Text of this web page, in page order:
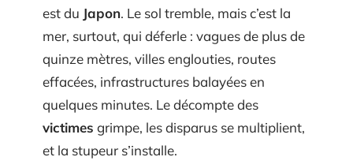
est du Japon. Le sol tremble, mais c’est la
mer, surtout, qui déferle : vagues de plus de
quinze mètres, villes englouties, routes
effacées, infrastructures balayées en
quelques minutes. Le décompte des
victimes grimpe, les disparus se multiplient,
et la stupeur s’installe.